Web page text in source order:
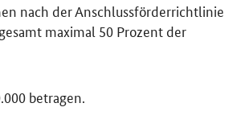
nach der Anschlussförderrichtlinie
maximal 50 Prozent der
betragen.